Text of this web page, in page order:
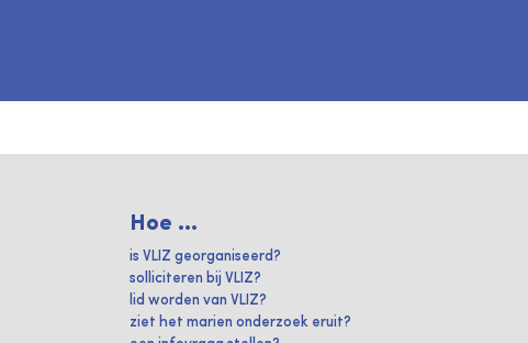
Hoe ...
is VLIZ georganiseerd?
solliciteren bij VLIZ?
lid worden van VLIZ?
ziet het marien onderzoek eruit?